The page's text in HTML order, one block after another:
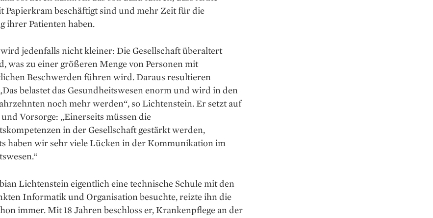
Papierkram beschäftigt sind und mehr Zeit für die
ihrer Patienten haben.
jedenfalls nicht kleiner: Die Gesellschaft überaltert
was zu einer größeren Menge von Personen mit
Beschwerden führen wird. Daraus resultieren
belastet das Gesundheits­wesen enorm und wird in den
noch mehr werden“, so Lichtenstein. Er setzt auf
Vorsorge: „Einerseits müssen die
in der Gesellschaft gestärkt werden,
haben wir sehr viele Lücken in der Kommunikation im
Lichtenstein ­eigentlich eine technische ­Schule mit den
Informatik und Organisation besuchte, reizte ihn die
immer. Mit 18 Jahren beschloss er, Kranken­pflege an der